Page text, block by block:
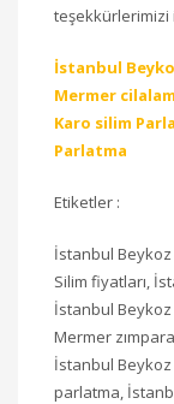
teşekkürlerimizi
İstanbul
Mermer
Karo silim
Parlatma
Etiketler :
İstanbul
Silim fiyatları,
İstanbul
Mermer
İstanbul
parlatma,